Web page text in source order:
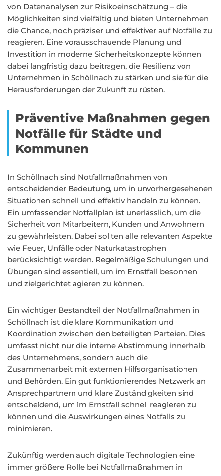
von Datenanalysen zur Risikoeinschätzung – die
Möglichkeiten sind vielfältig und bieten Unternehmen
die Chance, noch präziser und effektiver auf Notfälle zu
reagieren. Eine vorausschauende Planung und
Investition in moderne Sicherheitskonzepte können
dabei langfristig dazu beitragen, die Resilienz von
Unternehmen in Schöllnach zu stärken und sie für die
Herausforderungen der Zukunft zu rüsten.
Präventive Maßnahmen gegen
Notfälle für Städte und
Kommunen
In Schöllnach sind Notfallmaßnahmen von
entscheidender Bedeutung, um in unvorhergesehenen
Situationen schnell und effektiv handeln zu können.
Ein umfassender Notfallplan ist unerlässlich, um die
Sicherheit von Mitarbeitern, Kunden und Anwohnern
zu gewährleisten. Dabei sollten alle relevanten Aspekte
wie Feuer, Unfälle oder Naturkatastrophen
berücksichtigt werden. Regelmäßige Schulungen und
Übungen sind essentiell, um im Ernstfall besonnen
und zielgerichtet agieren zu können.
Ein wichtiger Bestandteil der Notfallmaßnahmen in
Schöllnach ist die klare Kommunikation und
Koordination zwischen den beteiligten Parteien. Dies
umfasst nicht nur die interne Abstimmung innerhalb
des Unternehmens, sondern auch die
Zusammenarbeit mit externen Hilfsorganisationen
und Behörden. Ein gut funktionierendes Netzwerk an
Ansprechpartnern und klare Zuständigkeiten sind
entscheidend, um im Ernstfall schnell reagieren zu
können und die Auswirkungen eines Notfalls zu
minimieren.
Zukünftig werden auch digitale Technologien eine
immer größere Rolle bei Notfallmaßnahmen in